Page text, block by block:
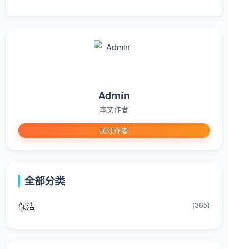
：服务流程相对固定，易于标准化
：服务内容具有较高的重复性特征
典型的日常服务行业：
Admin
本文作者
关注作者
全部分类
保洁 (365)